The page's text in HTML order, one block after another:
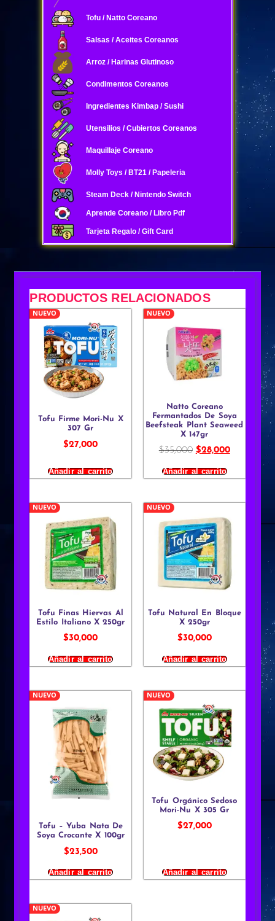
Tofu / Natto Coreano
Salsas / Aceites Coreanos
Arroz / Harinas Glutinoso
Condimentos Coreanos
Ingredientes Kimbap / Sushi
Utensilios / Cubiertos Coreanos
Maquillaje Coreano
Molly Toys / BT21 / Papeleria
Steam Deck / Nintendo Switch
Aprende Coreano / Libro Pdf
Tarjeta Regalo / Gift Card
PRODUCTOS RELACIONADOS
NUEVO
Tofu Firme Mori-Nu X
307 Gr
$27,000
Añadir al carrito
NUEVO
Natto Coreano
Fermantados De Soya
Beefsteak Plant Seaweed
X 147gr
$35,000 $28,000
Añadir al carrito
NUEVO
Tofu Finas Hiervas Al
Estilo Italiano X 250gr
$30,000
Añadir al carrito
NUEVO
Tofu Natural En Bloque
X 250gr
$30,000
Añadir al carrito
NUEVO
Tofu – Yuba Nata De
Soya Crocante X 100gr
$23,500
Añadir al carrito
NUEVO
Tofu Orgánico Sedoso
Mori-Nu X 305 Gr
$27,000
Añadir al carrito
NUEVO